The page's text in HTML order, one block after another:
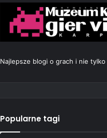
Najlepsze blogi o grach i nie tylko
Popularne tagi